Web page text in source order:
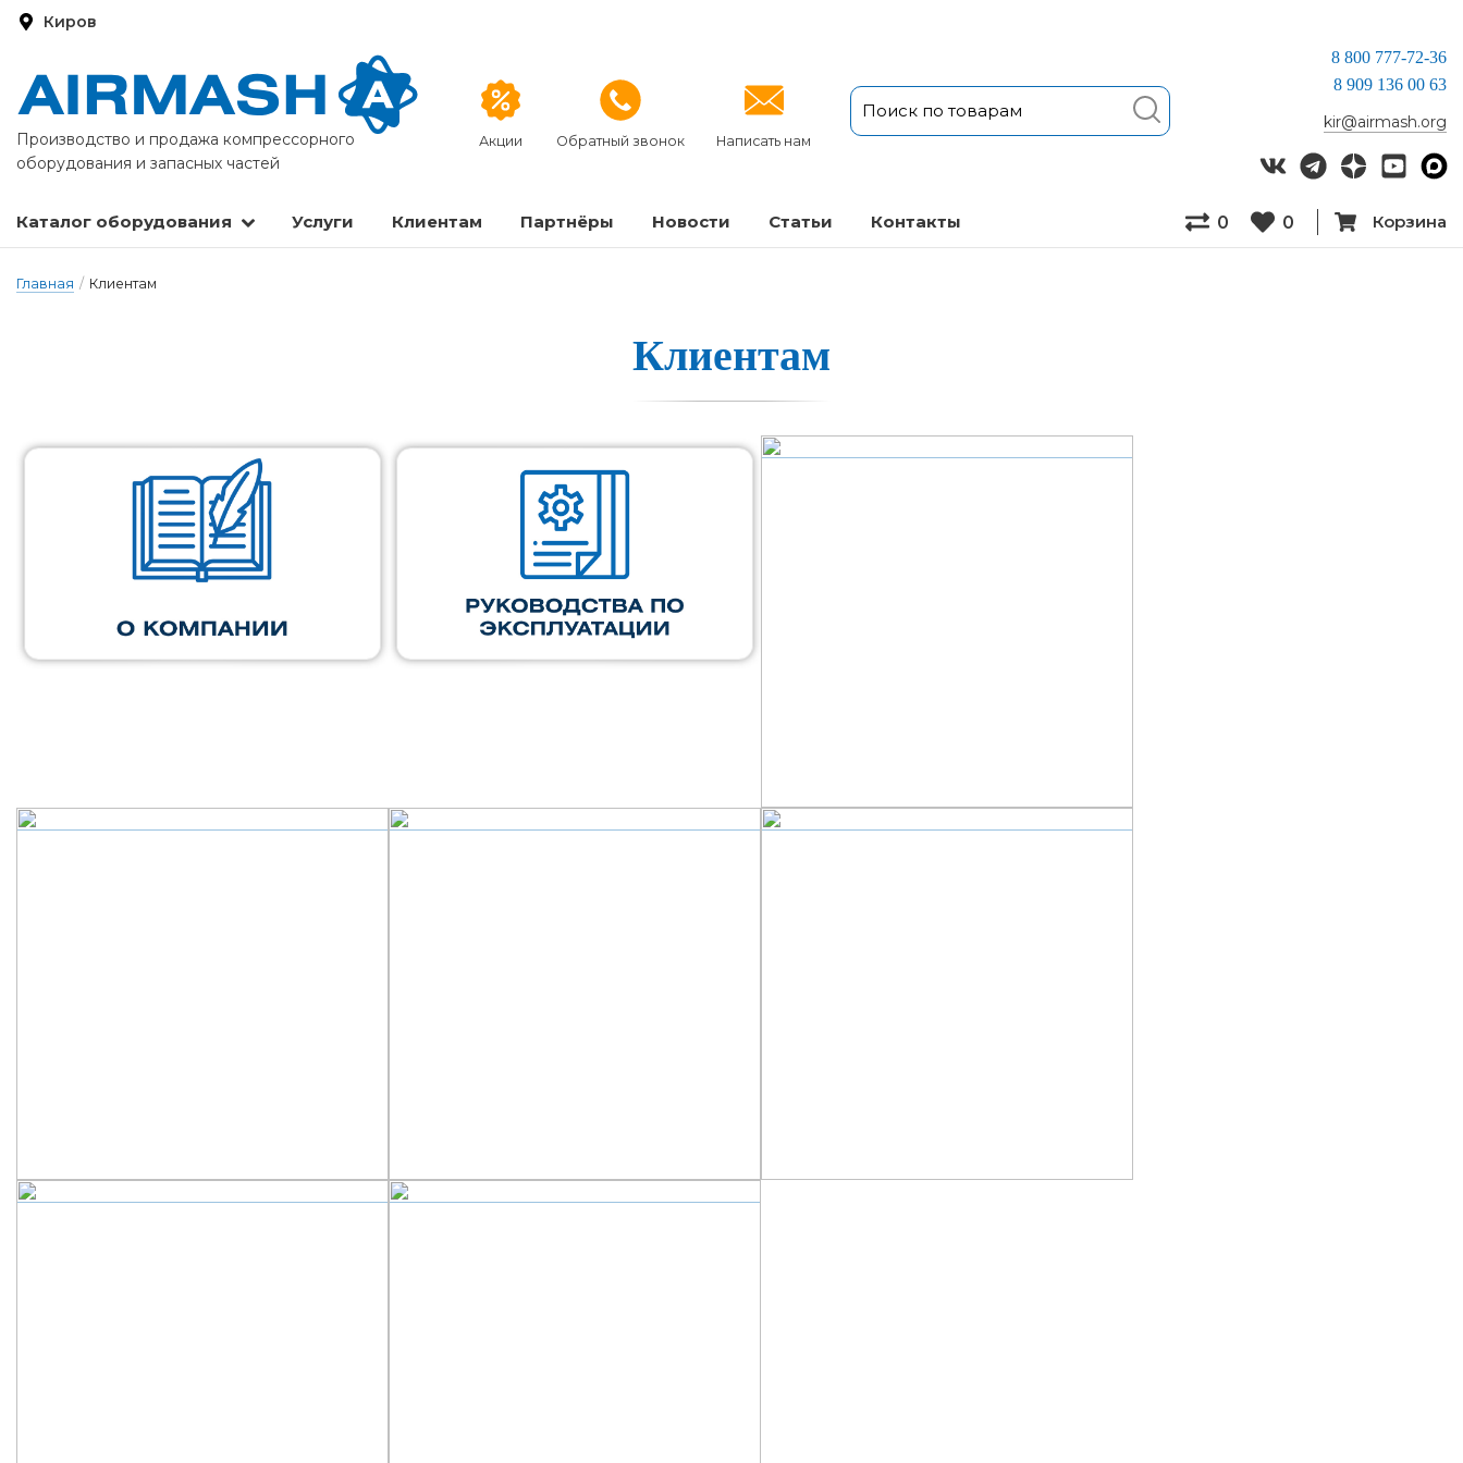
Киров
Производство и продажа компрессорного
оборудования и запасных частей
Акции Обратный звонок Написать нам
8 800 777-72-36
8 909 136 00 63
kir@airmash.org
Каталог оборудования Услуги Клиентам Партнёры Новости Статьи Кон­так­ты 0 0 Корзина
Главная / Клиентам
Клиентам